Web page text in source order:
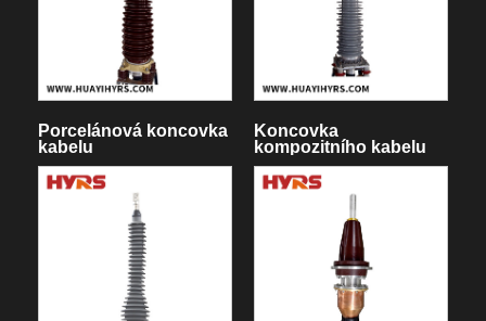
Porcelánová koncovka
kabelu
Koncovka
kompozitního kabelu